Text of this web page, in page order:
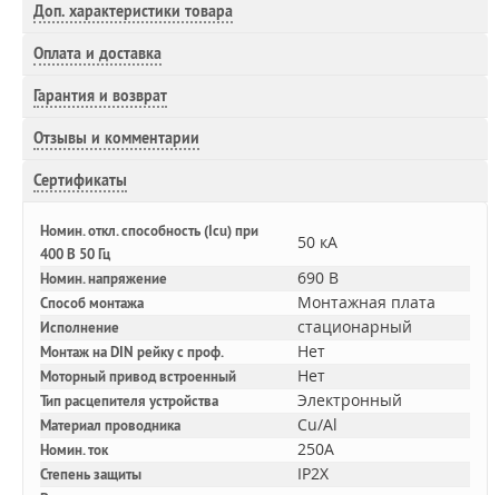
Доп. характеристики товара
Оплата и доставка
Гарантия и возврат
Отзывы и комментарии
Сертификаты
Номин. откл. способность (Icu) при
400 В 50 Гц
50 кА
Номин. напряжение 690 В
Способ монтажа Монтажная плата
Исполнение стационарный
Монтаж на DIN рейку с проф. Нет
Моторный привод встроенный Нет
Тип расцепителя устройства Электронный
Материал проводника Cu/Al
Номин. ток 250A
Степень защиты IP2X